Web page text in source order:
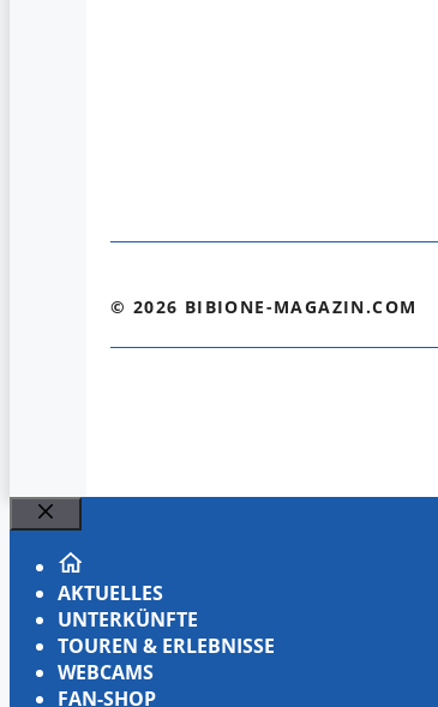
© 2026 BIBIONE-MAGAZIN.COM
Schließen
AKTUELLES
UNTERKÜNFTE
TOUREN & ERLEBNISSE
WEBCAMS
FAN-SHOP